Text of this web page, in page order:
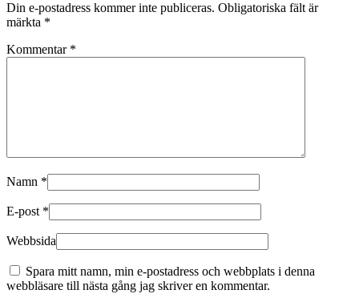
Din e-postadress kommer inte publiceras. Obligatoriska fält är
märkta *
Kommentar *
Namn *
E-post *
Webbsida
Spara mitt namn, min e-postadress och webbplats i denna
webbläsare till nästa gång jag skriver en kommentar.